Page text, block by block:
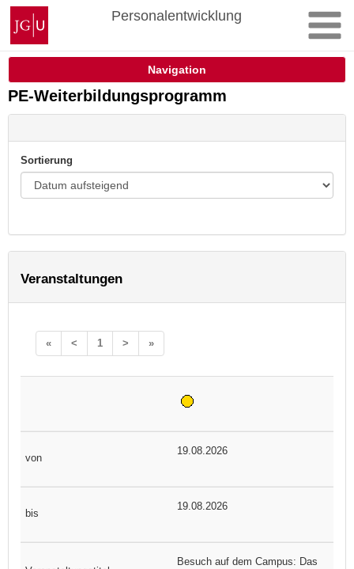
Zum
Inhalt
springen
Johannes
Gutenberg-
Universität
Personalentwicklung
Navigation
PE-Weiterbildungsprogramm
Sortierung
Veranstaltungen
« < 1 > »
19.08.2026
19.08.2026
Besuch auf dem Campus: Das